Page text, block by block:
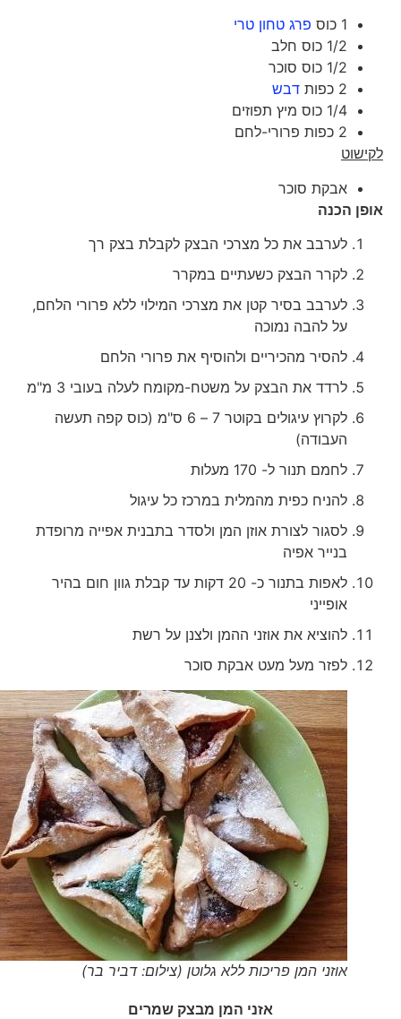
1 כוס
פרג טחון טרי
1/2 כוס חלב
1/2 כוס סוכר
2 כפות
דבש
1/4 כוס מיץ תפוזים
2 כפות פרורי-לחם
לקישוט
אבקת סוכר
אופן הכנה
לערבב את כל מצרכי הבצק לקבלת בצק רך
לקרר הבצק כשעתיים במקרר
לערבב בסיר קטן את מצרכי המילוי ללא פרורי הלחם,
על להבה נמוכה
להסיר מהכיריים ולהוסיף את פרורי הלחם
לרדד את הבצק על משטח-מקומח לעלה בעובי 3 מ"מ
לקרוץ עיגולים בקוטר 7 – 6 ס"מ (כוס קפה תעשה
העבודה)
לחמם תנור ל- 170 מעלות
להניח כפית מהמלית במרכז כל עיגול
לסגור לצורת אוזן המן ולסדר בתבנית אפייה מרופדת
בנייר אפיה
לאפות בתנור כ- 20 דקות עד קבלת גוון חום בהיר
אופייני
להוציא את אוזני ההמן ולצנן על רשת
לפזר מעל מעט אבקת סוכר
אוזני המן פריכות ללא גלוטן (צילום: דביר בר)
אזני המן מבצק שמרים